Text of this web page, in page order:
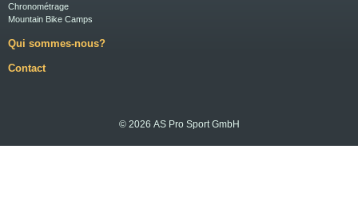
Chronométrage
Mountain Bike Camps
Qui sommes-nous?
Contact
© 2026 AS Pro Sport GmbH